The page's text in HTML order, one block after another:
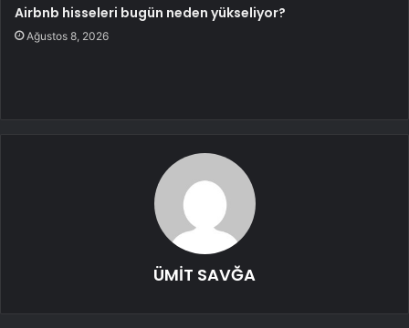
Airbnb hisseleri bugün neden yükseliyor?
Ağustos 8, 2026
ÜMİT SAVĞA